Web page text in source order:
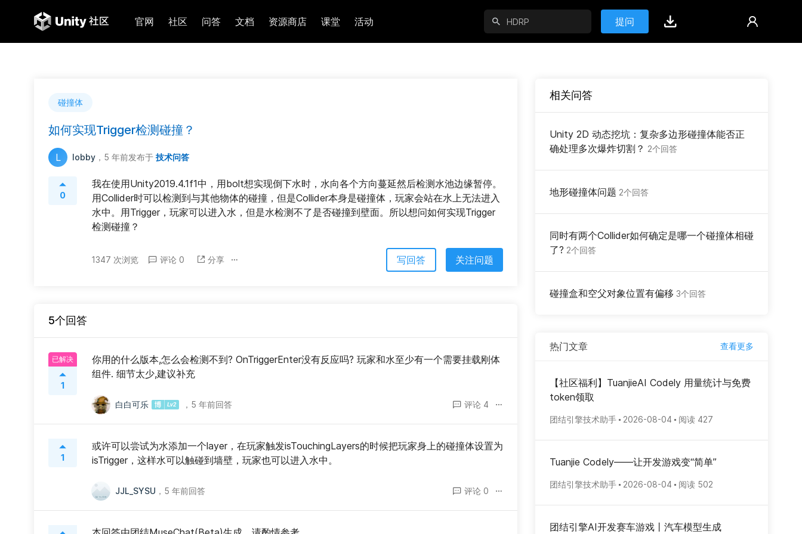
官网 社区 问答 文档 资源商店 课堂 活动 提问
碰撞体
如何实现Trigger检测碰撞？
L lobby ，5 年前发布于 技术问答
0
我在使用Unity2019.4.1f1中，用bolt想实现倒下水时，水向各个方向蔓延然后检测水池边缘暂停。
用Collider时可以检测到与其他物体的碰撞，但是Collider本身是碰撞体，玩家会站在水上无法进入
水中。用Trigger，玩家可以进入水，但是水检测不了是否碰撞到壁面。所以想问如何实现Trigger
检测碰撞？
1347 次浏览 评论 0 分享 写回答 关注问题
5个回答
已解决
1
你用的什么版本,怎么会检测不到? OnTriggerEnter没有反应吗? 玩家和水至少有一个需要挂载刚体
组件. 细节太少,建议补充
白白可乐 ， 5 年前回答 评论 4
1
或许可以尝试为水添加一个layer，在玩家触发isTouchingLayers的时候把玩家身上的碰撞体设置为
isTrigger，这样水可以触碰到墙壁，玩家也可以进入水中。
JJL_SYSU ， 5 年前回答 评论 0
相关问答
Unity 2D 动态挖坑：复杂多边形碰撞体能否正
确处理多次爆炸切割？ 2个回答
地形碰撞体问题 2个回答
同时有两个Collider如何确定是哪一个碰撞体相碰
了? 2个回答
碰撞盒和空父对象位置有偏移 3个回答
热门文章 查看更多
【社区福利】TuanjieAI Codely 用量统计与免费
token领取
团结引擎技术助手 2026-08-04 阅读 427
Tuanjie Codely——让开发游戏变“简单”
团结引擎技术助手 2026-08-04 阅读 502
团结引擎AI开发赛车游戏丨汽车模型生成